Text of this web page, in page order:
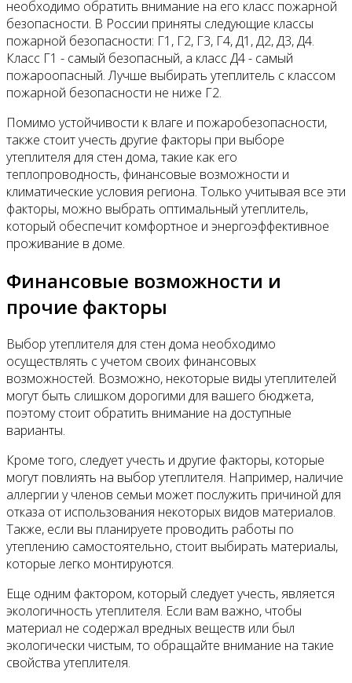
необходимо обратить внимание на его класс пожарной
безопасности. В России приняты следующие классы
пожарной безопасности: Г1, Г2, Г3, Г4, Д1, Д2, Д3, Д4.
Класс Г1 - самый безопасный, а класс Д4 - самый
пожароопасный. Лучше выбирать утеплитель с классом
пожарной безопасности не ниже Г2.
Помимо устойчивости к влаге и пожаробезопасности,
также стоит учесть другие факторы при выборе
утеплителя для стен дома, такие как его
теплопроводность, финансовые возможности и
климатические условия региона. Только учитывая все эти
факторы, можно выбрать оптимальный утеплитель,
который обеспечит комфортное и энергоэффективное
проживание в доме.
Финансовые возможности и
прочие факторы
Выбор утеплителя для стен дома необходимо
осуществлять с учетом своих финансовых
возможностей. Возможно, некоторые виды утеплителей
могут быть слишком дорогими для вашего бюджета,
поэтому стоит обратить внимание на доступные
варианты.
Кроме того, следует учесть и другие факторы, которые
могут повлиять на выбор утеплителя. Например, наличие
аллергии у членов семьи может послужить причиной для
отказа от использования некоторых видов материалов.
Также, если вы планируете проводить работы по
утеплению самостоятельно, стоит выбирать материалы,
которые легко монтируются.
Еще одним фактором, который следует учесть, является
экологичность утеплителя. Если вам важно, чтобы
материал не содержал вредных веществ или был
экологически чистым, то обращайте внимание на такие
свойства утеплителя.